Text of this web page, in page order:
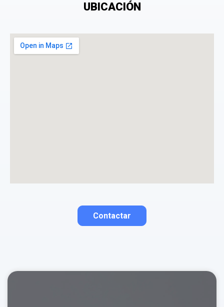
Consiento el tratamiento de mis datos personales
con el fin de añadir una opinión sobre un
especialista.
UBICACIÓN
Contactar